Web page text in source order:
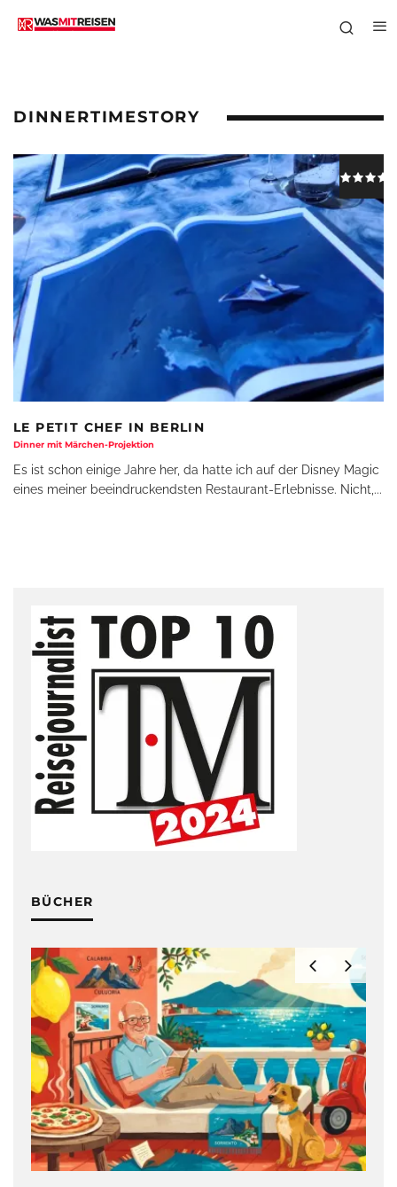
DINNERTIMESTORY
LE PETIT CHEF IN BERLIN
Dinner mit Märchen-Projektion
Es ist schon einige Jahre her, da hatte ich auf der Disney Magic
eines meiner beeindruckendsten Restaurant-Erlebnisse. Nicht, ...
BÜCHER